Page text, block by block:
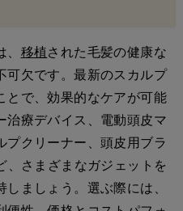
移植された毛髪の健康な
可欠です。最新のスカルプ
とで、効果的なケアが可能
治療デバイス、電動頭皮マ
プクリーナー、頭皮用ブラ
、さまざまなガジェットを
ましょう。選ぶ際には、